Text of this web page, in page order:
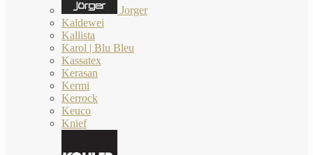
Jorger
Kaldewei
Kallista
Karol | Blu Bleu
Kassatex
Kerasan
Kermi
Kerrock
Keuco
Knief